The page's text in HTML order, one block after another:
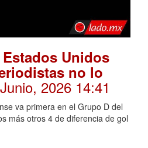
Unidos
no lo
2026 14:41
va primera en el Grupo D del
más otros 4 de diferencia de gol